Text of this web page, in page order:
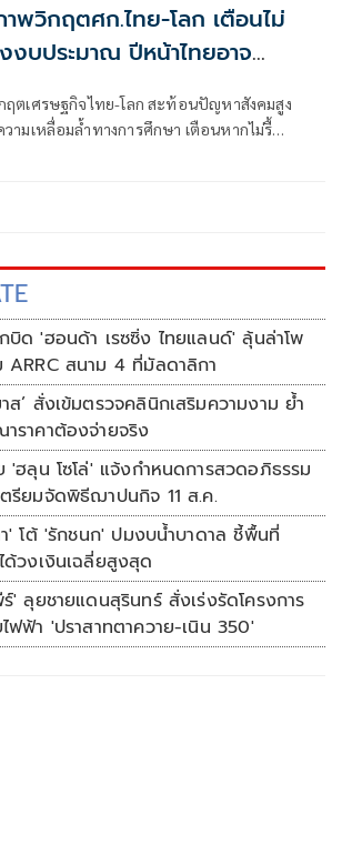
พวิกฤตศก.ไทย-โลก เตือนไม่
งบประมาณ ปีหน้าไทยอาจ
ฤตเศรษฐกิจไทย-โลก สะท้อนปัญหาสังคมสูง
วามเหลื่อมล้ำทางการศึกษา เตือนหากไม่รื้อ
บิด 'ฮอนด้า เรซซิ่ง ไทยแลนด์' ลุ้นล่าโพ
ARRC สนาม 4 ที่มัลดาลิกา
ส’ สั่งเข้มตรวจคลินิกเสริมความงาม ย้ำ
ราคาต้องจ่ายจริง
'ฮลุน โซโล่' แจ้งกำหนดการสวดอภิธรรม
รียมจัดพิธีฌาปนกิจ 11 ส.ค.
' โต้ 'รักชนก' ปมงบน้ำบาดาล ชี้พื้นที่
ด้วงเงินเฉลี่ยสูงสุด
' ลุยชายแดนสุรินทร์ สั่งเร่งรัดโครงการ
ฟฟ้า 'ปราสาทตาควาย-เนิน 350'